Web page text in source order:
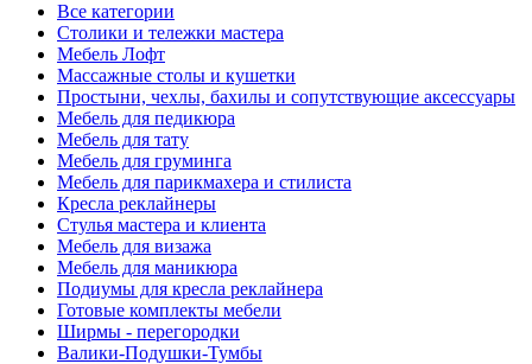
Все категории
Столики и тележки мастера
Мебель Лофт
Массажные столы и кушетки
Простыни, чехлы, бахилы и сопутствующие аксессуары
Мебель для педикюра
Мебель для тату
Мебель для груминга
Мебель для парикмахера и стилиста
Кресла реклайнеры
Стулья мастера и клиента
Мебель для визажа
Мебель для маникюра
Подиумы для кресла реклайнера
Готовые комплекты мебели
Ширмы - перегородки
Валики-Подушки-Тумбы